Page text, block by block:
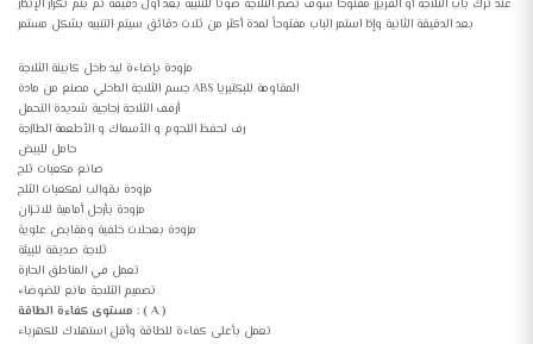
عند ترك باب الثلاجة أو الفريزر مفتوحاً سوف تصدر الثلاجة صوتاً للتنبيه بعد أول دقيقة ثم يتم تكرار الإنذار
بعد الدقيقة الثانية وإذا استمر الباب مفتوحاً لمدة أكثر من ثلاث دقائق سيتم التنبيه بشكل مستمر
مزودة بإضاءة ليد داخل كابينة الثلاجة
جسم الثلاجة الداخلي مصنع ﻣﻦ ﻣﺎدة ABS المقاومة للبكتيريا
أرفف الثلاجة زجاجية شديدة التحمل
رف لحفظ اللحوم و الأسماك و الأطعمة الطازجة
حامل للبيض
ﺻﺎﻧﻊ ﻣﻜﻌﺒﺎت ثلج
مزودة بقوالب لمكعبات الثلج
مزودة بأرجل أمامية للاتـزان
مزودة بعجلات خلفية ومقابض علوية
ثلاجة صديقة للبيئة
تعمل في المناطق الحارة
تصميم الثلاجة مانع للضوضاء
مستوى كفاءة الطاقة : ( A )
تعمل بأعلى كفاءة للطاقة وأقل استهلاك للكهرباء